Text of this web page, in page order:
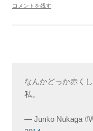
コメントを残す
なんかどっか赤く
私。
— Junko Nukaga